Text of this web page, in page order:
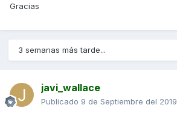
Gracias
3 semanas más tarde...
javi_wallace
Publicado 9 de Septiembre del 2019